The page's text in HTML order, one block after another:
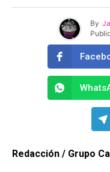
By
Redacción / Grupo